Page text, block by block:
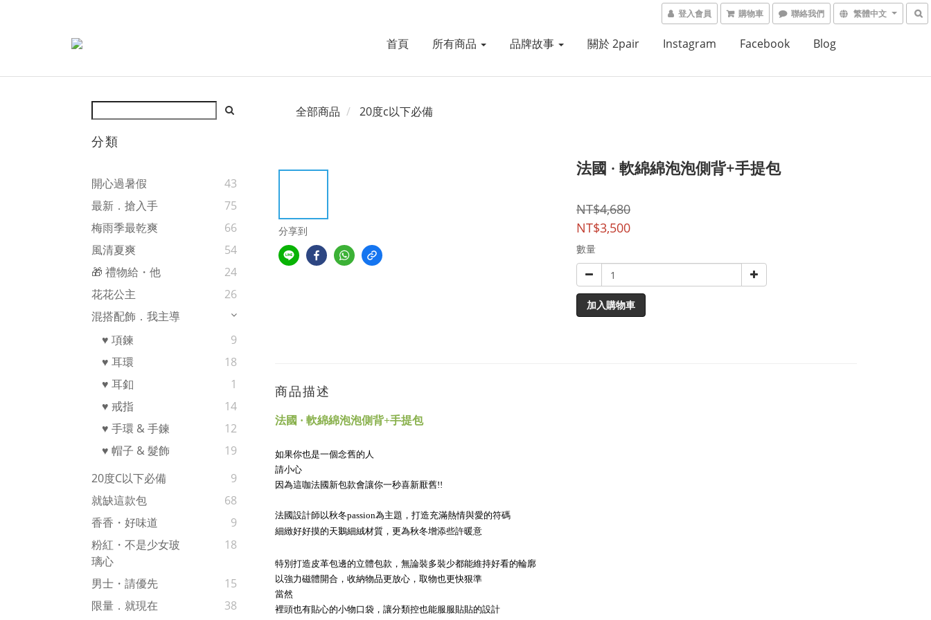
登入會員 購物車 聯絡我們 繁體中文
首頁 所有商品 品牌故事 關於 2pair Instagram Facebook Blog
分類
開心過暑假
43
最新．搶入手
75
梅雨季最乾爽
66
風清夏爽
54
🎁 禮物給・他
24
花花公主
26
混搭配飾．我主導
♥ 項鍊
9
♥ 耳環
18
♥ 耳釦
1
♥ 戒指
14
♥ 手環 & 手鍊
12
♥ 帽子 & 髮飾
19
20度c以下必備
9
就缺這款包
68
香香・好味道
9
粉紅・不是少女玻
璃心
18
男士・請優先
15
限量．就現在
38
全部商品 20度c以下必備
分享到
法國 · 軟綿綿泡泡側背+手提包
NT$4,680
NT$3,500
數量
加入購物車
商品描述
法國 · 軟綿綿泡泡側背+手提包
如果你也是一個念舊的人
請小心
因為這咖法國新包款會讓你一秒喜新厭舊!!
法國設計師以秋冬passion為主題，打造充滿熱情與愛的符碼
細緻好好摸的天鵝細絨材質，更為秋冬增添些許暖意
特別打造皮革包邊的立體包款，無論裝多裝少都能維持好看的輪廓
以強力磁體開合，收納物品更放心，取物也更快狠準
當然
裡頭也有貼心的小物口袋，讓分類控也能服服貼貼的設計